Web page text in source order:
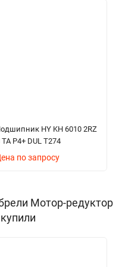
HY KH 6010 2RZ
TA P4+ DUL T274
по запросу
Мотор-редуктор